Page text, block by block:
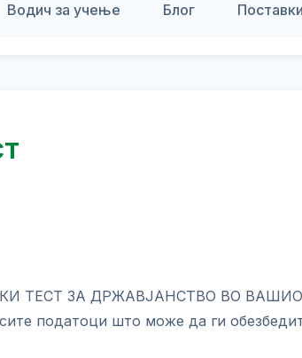
Водич за учење Блог Поставки
ТЕСТ ЗА ДРЖАВЈАНСТВО ВО
податоци што може да ги